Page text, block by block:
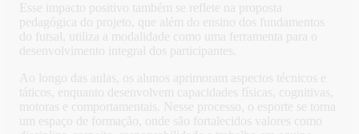
Esse impacto positivo também se reflete na proposta
pedagógica do projeto, que além do ensino dos fundamentos
do futsal, utiliza a modalidade como uma ferramenta para o
desenvolvimento integral dos participantes.
Ao longo das aulas, os alunos aprimoram aspectos técnicos e
táticos, enquanto desenvolvem capacidades físicas, cognitivas,
motoras e comportamentais. Nesse processo, o esporte se torna
um espaço de formação, onde são fortalecidos valores como